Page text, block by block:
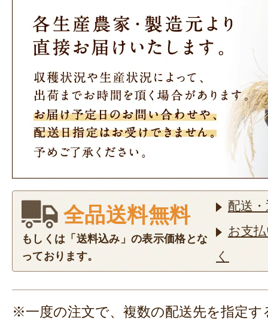
全品送料無料
もしくは「送料込み」の表示価格とな
っております。
配送
お支
く
※一度の注文で、複数の配送先を指定